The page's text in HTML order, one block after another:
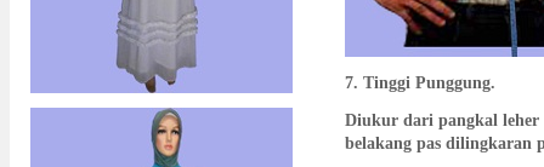
7. Tinggi Punggung.
Diukur dari pangkal leher
belakang pas dilingkaran